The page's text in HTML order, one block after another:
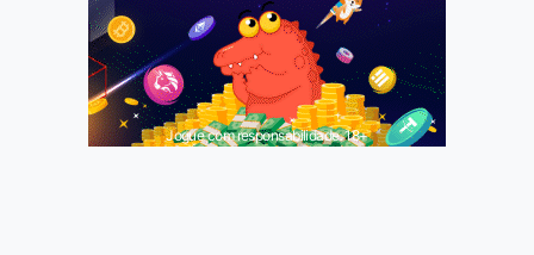
Jogue com responsabilidade. 18+